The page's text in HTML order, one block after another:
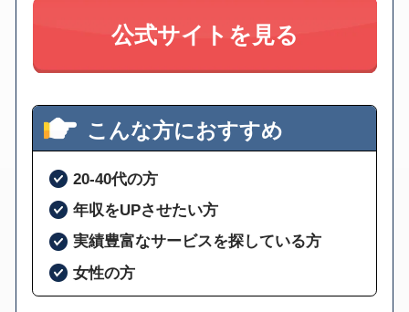
公式サイトを見る
こんな方におすすめ
20-40代の方
年収をUPさせたい方
実績豊富なサービスを探している方
女性の方